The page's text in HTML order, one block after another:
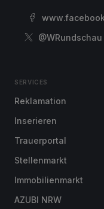
@WRundschau
SERVICES
Reklamation
Inserieren
Trauerportal
Stellenmarkt
Immobilienmarkt
AZUBI NRW